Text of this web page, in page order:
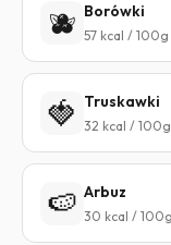
🫐 Borówki
57 kcal / 100g
🍓 Truskawki
32 kcal / 100g
🍉 Arbuz
30 kcal / 100g